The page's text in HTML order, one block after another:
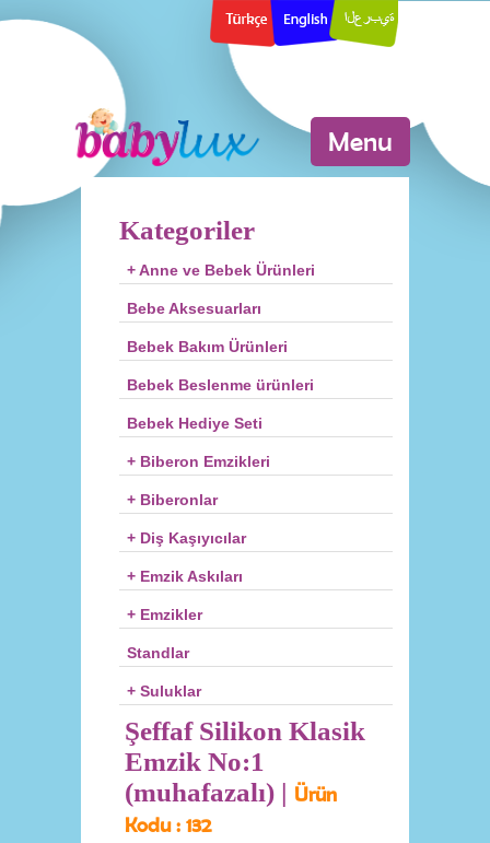
Menu
Kategoriler
+ Anne ve Bebek Ürünleri
Bebe Aksesuarları
Bebek Bakım Ürünleri
Bebek Beslenme ürünleri
Bebek Hediye Seti
+ Biberon Emzikleri
+ Biberonlar
+ Diş Kaşıyıcılar
+ Emzik Askıları
+ Emzikler
Standlar
+ Suluklar
Şeffaf Silikon Klasik
Emzik No:1
(muhafazalı) | Ürün
Kodu : 132